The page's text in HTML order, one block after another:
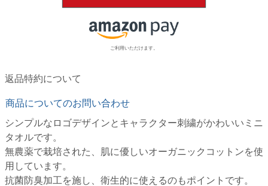
ご利用いただけます。
返品特約について
商品についてのお問い合わせ
シンプルなロゴデザインとキャラクター刺繍がかわいいミニ
タオルです。
無農薬で栽培された、肌に優しいオーガニックコットンを使
用しています。
抗菌防臭加工を施し、衛生的に使えるのもポイントです。